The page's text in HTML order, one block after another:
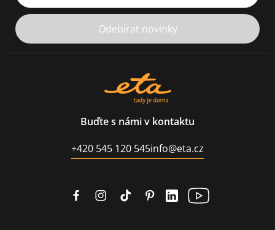
Odebírat novinky
Buďte s námi v kontaktu
+420 545 120 545info@eta.cz